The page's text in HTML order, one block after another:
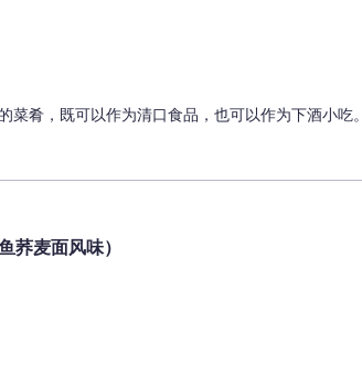
菜肴，既可以作为清口食品，也可以作为下酒小吃。
荞麦面风味）